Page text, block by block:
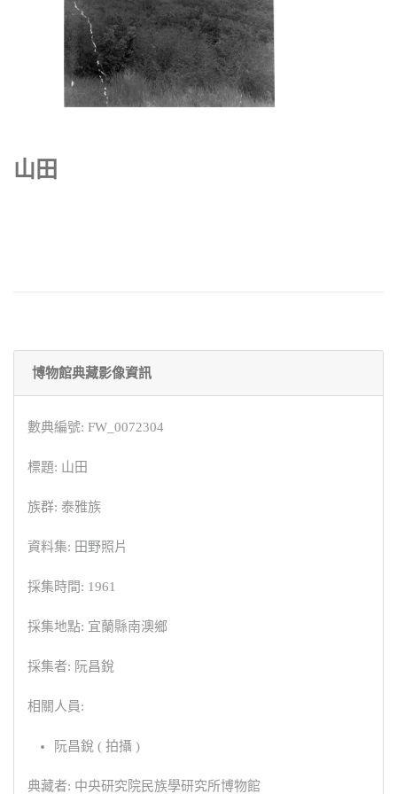
山田
博物館典藏影像資訊
數典編號: FW_0072304
標題: 山田
族群: 泰雅族
資料集: 田野照片
採集時間: 1961
採集地點: 宜蘭縣南澳鄉
採集者: 阮昌銳
相關人員:
阮昌銳 ( 拍攝 )
典藏者: 中央研究院民族學研究所博物館